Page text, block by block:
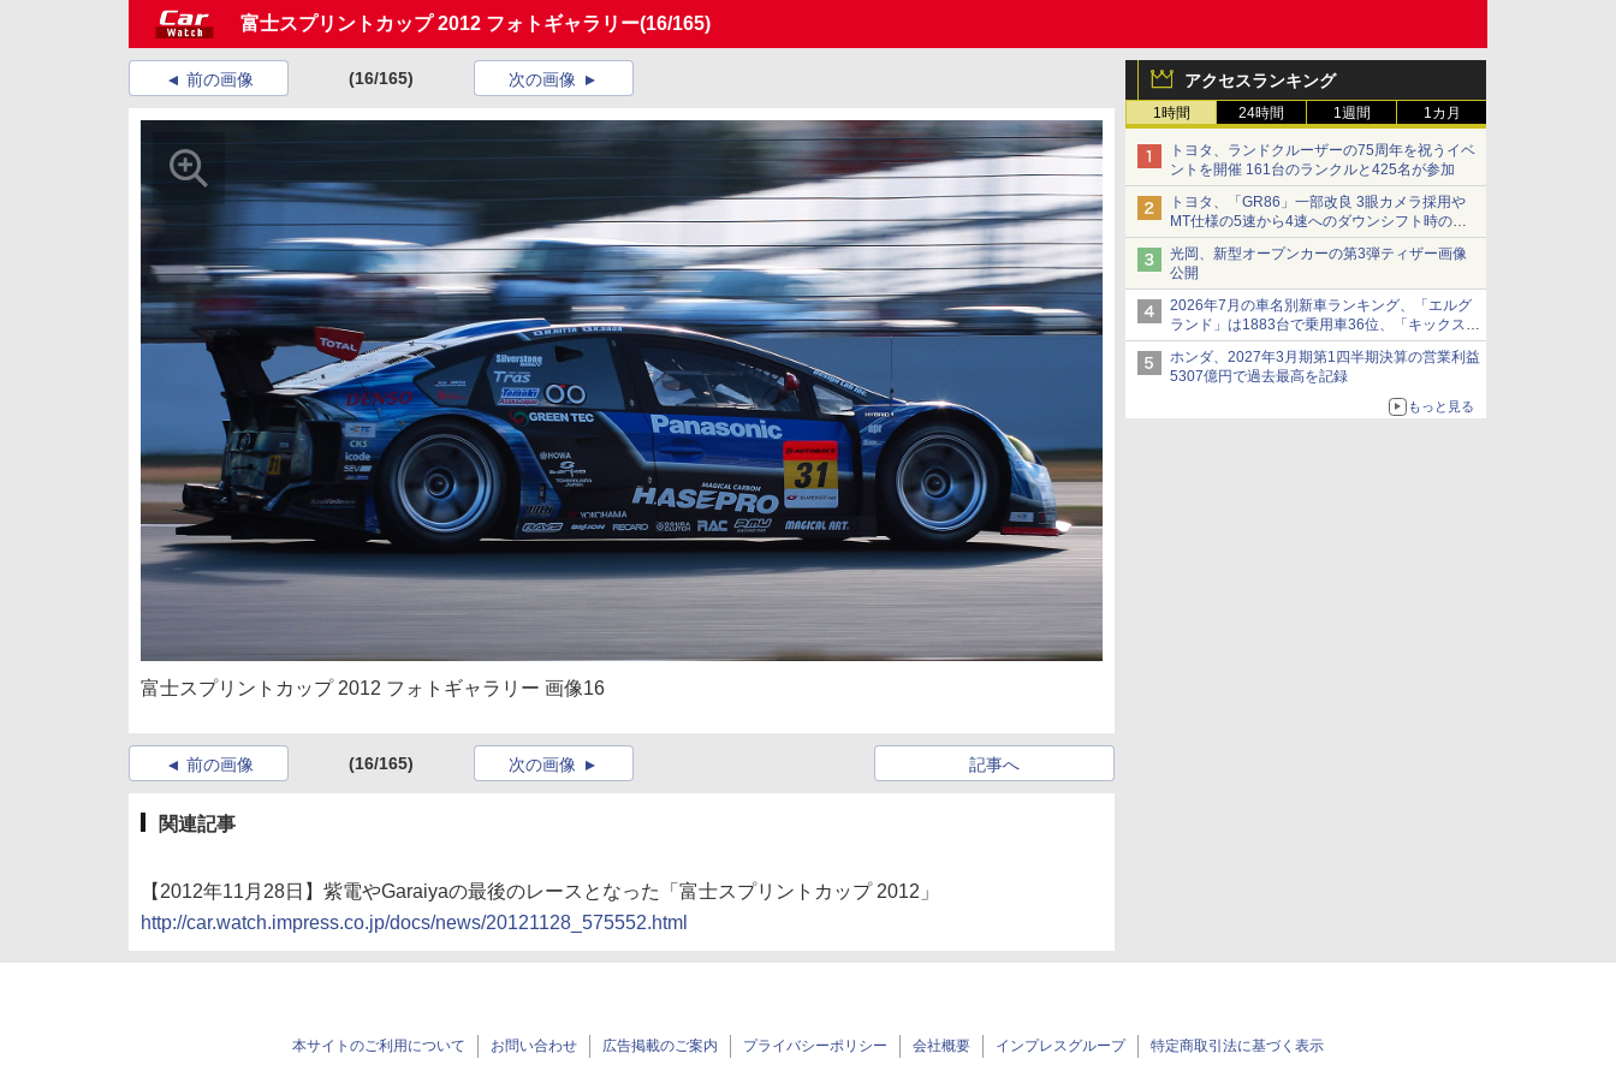
富士スプリントカップ 2012 フォトギャラリー(16/165)
アクセスランキング
1時間 24時間 1週間 1カ月
トヨタ、ランドクルーザーの75周年を祝うイベ
ントを開催 161台のランクルと425名が参加
トヨタ、「GR86」一部改良 3眼カメラ採用や
MT仕様の5速から4速へのダウンシフト時の操
作性向上など
光岡、新型オープンカーの第3弾ティザー画像
公開
2026年7月の車名別新車ランキング、「エルグ
ランド」は1883台で乗用車36位、「キックス」
は2591台で27位に
ホンダ、2027年3月期第1四半期決算の営業利益
5307億円で過去最高を記録
もっと見る
前の画像 (16/165) 次の画像
富士スプリントカップ 2012 フォトギャラリー 画像16
前の画像 (16/165) 記事へ
次の画像
関連記事
【2012年11月28日】紫電やGaraiyaの最後のレースとなった「富士スプリントカップ 2012」
http://car.watch.impress.co.jp/docs/news/20121128_575552.html
本サイトのご利用について お問い合わせ 広告掲載のご案内 プライバシーポリシー 会社概要 インプレスグループ 特定商取引法に基づく表示